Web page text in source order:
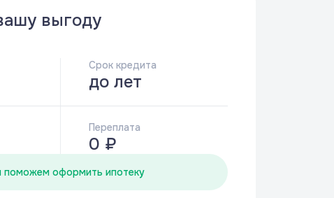
выгоду
Срок кредита
до лет
Переплата
0 ₽
поможем оформить ипотеку